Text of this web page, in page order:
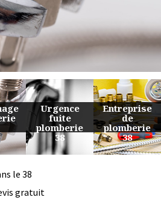
Travaux
de
plomberie
38
Devis
plomberie
38
le 38
gratuit